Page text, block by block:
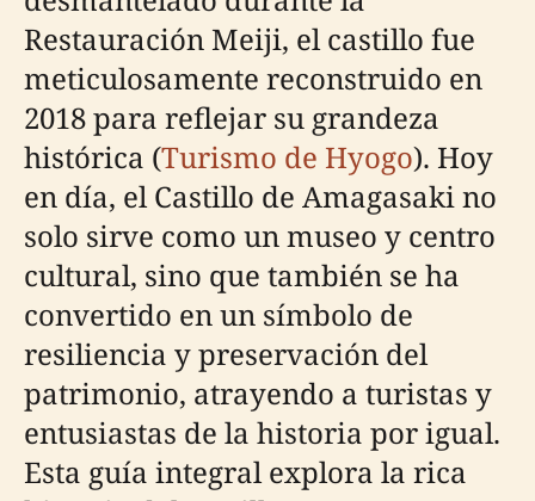
Restauración Meiji, el castillo fue
meticulosamente reconstruido en
2018 para reflejar su grandeza
histórica (Turismo de Hyogo). Hoy
en día, el Castillo de Amagasaki no
solo sirve como un museo y centro
cultural, sino que también se ha
convertido en un símbolo de
resiliencia y preservación del
patrimonio, atrayendo a turistas y
entusiastas de la historia por igual.
Esta guía integral explora la rica